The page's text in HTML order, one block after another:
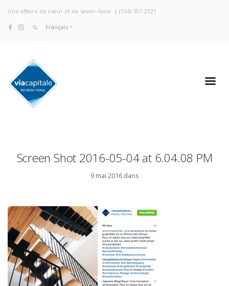
Une affaire de cœur et de savoir-faire. | (514) 597-2121
Français
Screen Shot 2016-05-04 at 6.04.08 PM
9 mai 2016 dans